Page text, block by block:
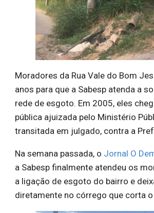
Moradores da Rua Vale do Bom
anos para que a Sabesp atenda a
rede de esgoto. Em 2005, eles
pública ajuizada pelo Ministério
transitada em julgado, contra a
Na semana passada, o Jornal O
a Sabesp finalmente atendeu os
a ligação de esgoto do bairro e
diretamente no córrego que corta